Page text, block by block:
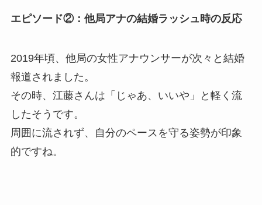
エピソード②：他局アナの結婚ラッシュ時の反応
2019年頃、他局の女性アナウンサーが次々と結婚
報道されました。
その時、江藤さんは「じゃあ、いいや」と軽く流
したそうです。
周囲に流されず、自分のペースを守る姿勢が印象
的ですね。